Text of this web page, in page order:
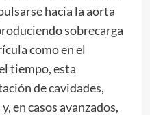
hacia la aorta
sobrecarga
como en el
tiempo, esta
de cavidades,
en casos avanzados,